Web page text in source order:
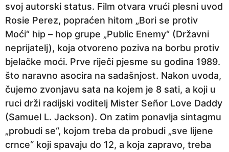
svoj autorski status. Film otvara vrući plesni uvod
Rosie Perez, popraćen hitom „Bori se protiv
Moći“ hip – hop grupe „Public Enemy“ (Državni
neprijatelj), koja otvoreno poziva na borbu protiv
bjelačke moći. Prve riječi pjesme su godina 1989.
što naravno asocira na sadašnjost. Nakon uvoda,
čujemo zvonjavu sata na kojem je 8 sati, a koji u
ruci drži radijski voditelj Mister Señor Love Daddy
(Samuel L. Jackson). On zatim ponavlja sintagmu
„probudi se“, kojom treba da probudi „sve lijene
crnce“ koji spavaju do 12, a koja zapravo, treba